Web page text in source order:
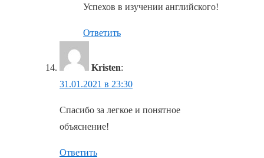
Успехов в изучении английского!
Ответить
Kristen:
31.01.2021 в 23:30
Спасибо за легкое и понятное
объяснение!
Ответить